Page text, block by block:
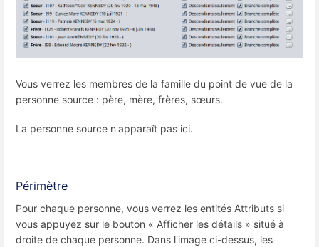
Vous verrez les membres de la famille du point de vue de la
personne source : père, mère, frères, sœurs.
La personne source n'apparaît pas ici.
Périmètre
Pour chaque personne, vous verrez les entités Attributs si
vous appuyez sur le bouton « Afficher les détails » situé à
droite de chaque personne. Dans l'image ci-dessus, les